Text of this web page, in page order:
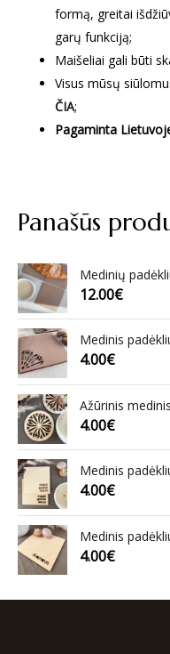
Panašūs
Medinių
12.00€
Medinis
4.00€
Ažūrinis
4.00€
Medinis
4.00€
Medinis
4.00€
formą, greitai
garų funkciją;
Maišeliai gali būti
Visus mūsų
ČIA;
Pagaminta